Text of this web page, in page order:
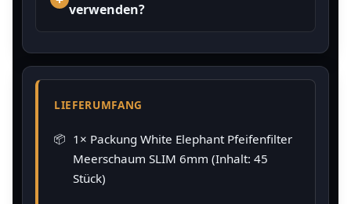
verwenden?
LIEFERUMFANG
1× Packung White Elephant Pfeifenfilter
Meerschaum SLIM 6mm (Inhalt: 45
Stück)